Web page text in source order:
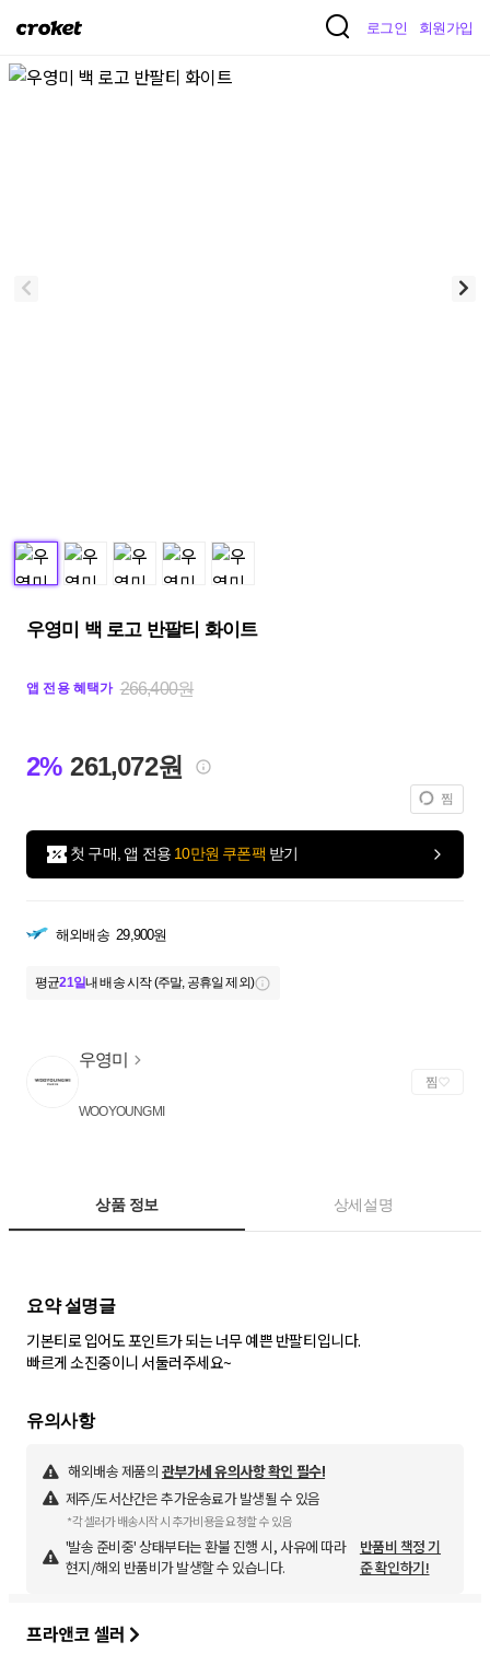
크
켓
로그인 회원가입
우영미 백 로고 반팔티 화이트
앱 전용 혜택가 266,400원
2% 261,072원
찜
첫 구매, 앱 전용 10만원 쿠폰팩 받기
해외배송 29,900원
평균21일내 배송 시작 (주말, 공휴일 제외)
우영미
WOOYOUNGMI
찜
상품 정보 상세설명
요약 설명글
기본티로 입어도 포인트가 되는 너무 예쁜 반팔티입니다.
빠르게 소진중이니 서둘러주세요~
유의사항
해외배송 제품의 관부가세 유의사항 확인 필수!
제주/도서산간은 추가운송료가 발생될 수 있음
*각 셀러가 배송시작 시 추가비용을 요청할 수 있음
'발송 준비중' 상태부터는 환불 진행 시, 사유에 따라
현지/해외 반품비가 발생할 수 있습니다.
반품비 책정 기
준 확인하기!
프라앤코 셀러